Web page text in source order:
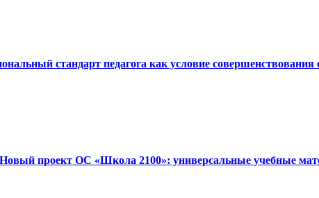
стандарт педагога как условие совершенствования
проект ОС «Школа 2100»: универсальные учебные